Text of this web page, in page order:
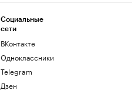
Социальные
сети
ВКонтакте
Одноклассники
Telegram
Дзен